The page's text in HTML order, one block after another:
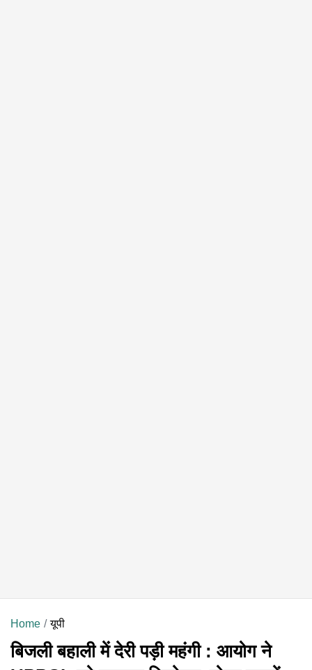
Home यूपी
बिजली बहाली में देरी पड़ी महंगी : आयोग ने